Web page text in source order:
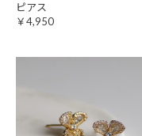
ピアス
￥4,950